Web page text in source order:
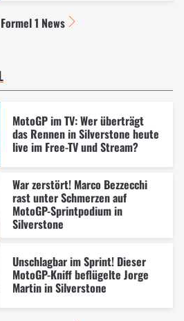
1 News
MotoGP im TV: Wer überträgt
das Rennen in Silverstone heute
live im Free-TV und Stream?
War zerstört! Marco Bezzecchi
rast unter Schmerzen auf
MotoGP-Sprintpodium in
Silverstone
Unschlagbar im Sprint! Dieser
MotoGP-Kniff beflügelte Jorge
Martin in Silverstone